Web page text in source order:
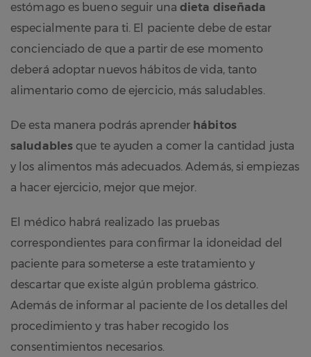
estómago es bueno seguir una dieta diseñada
especialmente para ti. El paciente debe de estar
concienciado de que a partir de ese momento
deberá adoptar nuevos hábitos de vida, tanto
alimentario como de ejercicio, más saludables.
De esta manera podrás aprender hábitos
saludables que te ayuden a comer la cantidad justa
y los alimentos más adecuados. Además, si empiezas
a hacer ejercicio, mejor que mejor.
El médico habrá realizado las pruebas
correspondientes para confirmar la idoneidad del
paciente para someterse a este tratamiento y
descartar que existe algún problema gástrico.
Además de informar al paciente de los detalles del
procedimiento y tras haber recogido los
consentimientos necesarios.